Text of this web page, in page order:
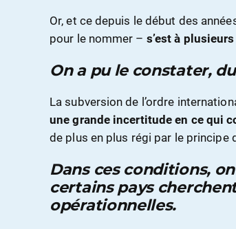
Or, et ce depuis le début des
pour le nommer – s’est à
On a pu le constater,
La subversion de l’ordre
une grande incertitude en ce qui
de plus en plus régi par le principe
Dans ces conditions,
certains pays
opérationnelles.